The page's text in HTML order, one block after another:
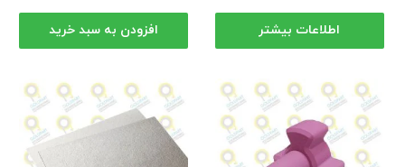
اطلاعات بیشتر افزودن به سبد خرید